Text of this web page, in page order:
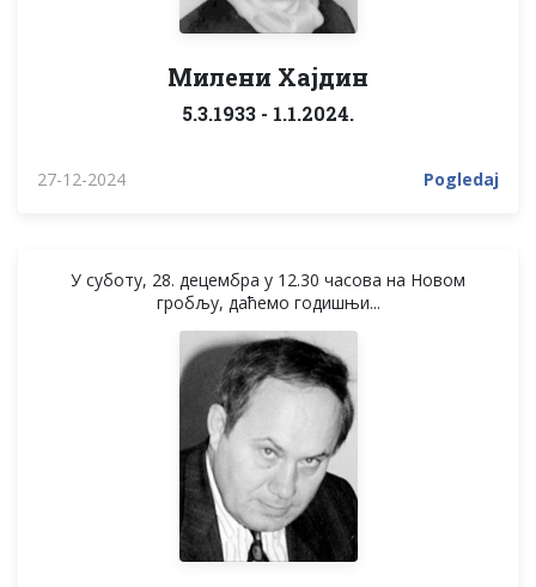
Милени Хајдин
5.3.1933 - 1.1.2024.
27-12-2024 Pogledaj
У суботу, 28. децембра у 12.30 часова на Новом
гробљу, даћемо годишњи...